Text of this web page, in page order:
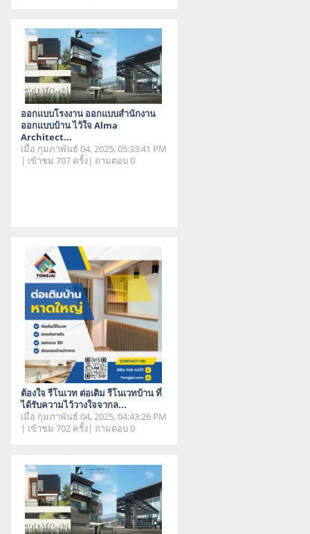
ออกแบบโรงงาน ออกแบบสำนักงาน
ออกแบบบ้าน ไว้ใจ Alma
Architect...
เมื่อ กุมภาพันธ์ 04, 2025, 05:33:41 PM
| เข้าชม 707 ครั้ง| ถามตอบ 0
ต้องใจ รีโนเวท ต่อเติม รีโนเวทบ้าน ที่
ได้รับความไว้วางใจจากล...
เมื่อ กุมภาพันธ์ 04, 2025, 04:43:26 PM
| เข้าชม 702 ครั้ง| ถามตอบ 0